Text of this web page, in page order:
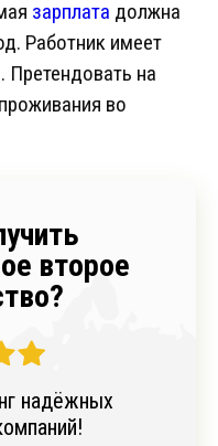
зарплата должна
Работник имеет
на
во
второе
надёжных